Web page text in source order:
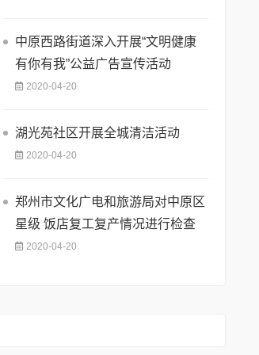
中原西路街道深入开展“文明健康
有你有我”公益广告宣传活动
2020-04-20
湖光苑社区开展全城清洁活动
2020-04-20
郑州市文化广电和旅游局对中原区
星级 饭店复工复产情况进行检查
2020-04-20